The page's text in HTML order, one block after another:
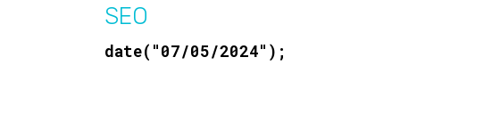
SEO
date("07/05/2024");